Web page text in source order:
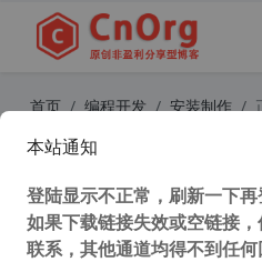
首页 编程开发 安装制作
全网最详 用
自己的绿色便携软
93,816 次浏览次阅读
本站通知
登陆显示不正常，刷新一下
如果下载链接失效或空链接
联系，其他通道均得不到任